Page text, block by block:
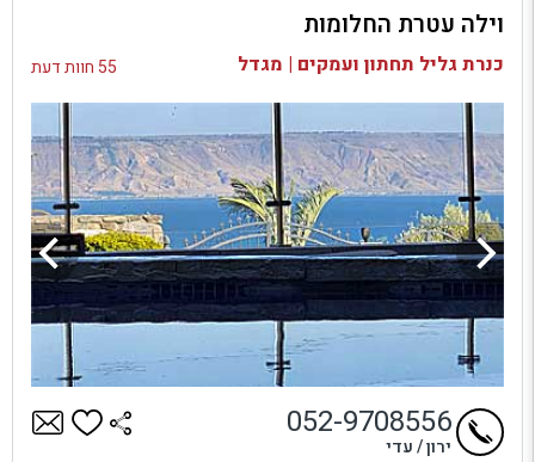
בדיקת זמינות ומחירים
וילה עטרת החלומות
כנרת גליל תחתון ועמקים | מגדל 55 חוות דעת
052-9708556
ירון / עדי